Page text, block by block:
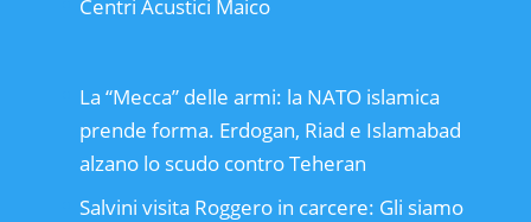
Centri Acustici Maico
La “Mecca” delle armi: la NATO islamica
prende forma. Erdogan, Riad e Islamabad
alzano lo scudo contro Teheran
Salvini visita Roggero in carcere: Gli siamo